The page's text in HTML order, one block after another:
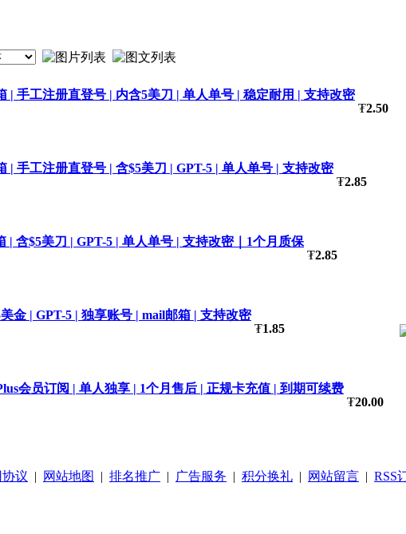
| 手工注册直登号 | 内含5美刀 | 单人单号 | 稳定耐用 | 支持改密
₮2.50
| 手工注册直登号 | 含$5美刀 | GPT-5 | 单人单号 | 支持改密
₮2.85
| 含$5美刀 | GPT-5 | 单人单号 | 支持改密｜1个月质保
₮2.85
金 | GPT-5 | 独享账号 | mail邮箱 | 支持改密
₮1.85
会员订阅 | 单人独享 | 1个月售后 | 正规卡充值 | 到期可续费
₮20.00
议 | 网站地图 | 排名推广 | 广告服务 | 积分换礼 | 网站留言 | RSS